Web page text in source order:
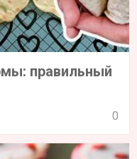
правильный
0